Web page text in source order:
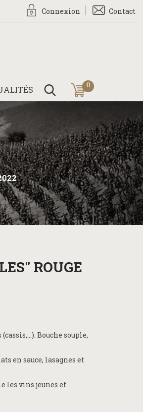
Connexion Contact
0
ROUGE
Bouche souple,
en sauce, lasagnes et
les vins jeunes et